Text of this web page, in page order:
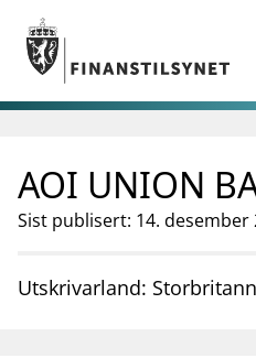
Gå til hovedinnhold
Gå til søkesiden
nettstedet
English
Tilsyn
Finanstilsynets registre
AOI UNION
Sist publisert: 14. desember
Utskrivarland: